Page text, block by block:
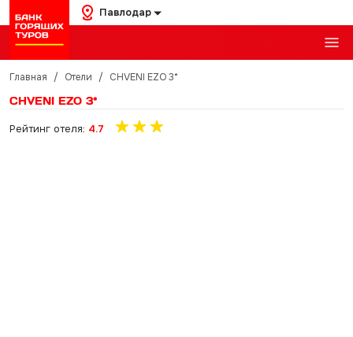
Павлодар
Главная / Отели / CHVENI EZO 3*
CHVENI EZO 3*
Рейтинг отеля: 4.7